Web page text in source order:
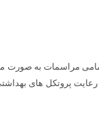
مراسمات به صورت
پروتکل های